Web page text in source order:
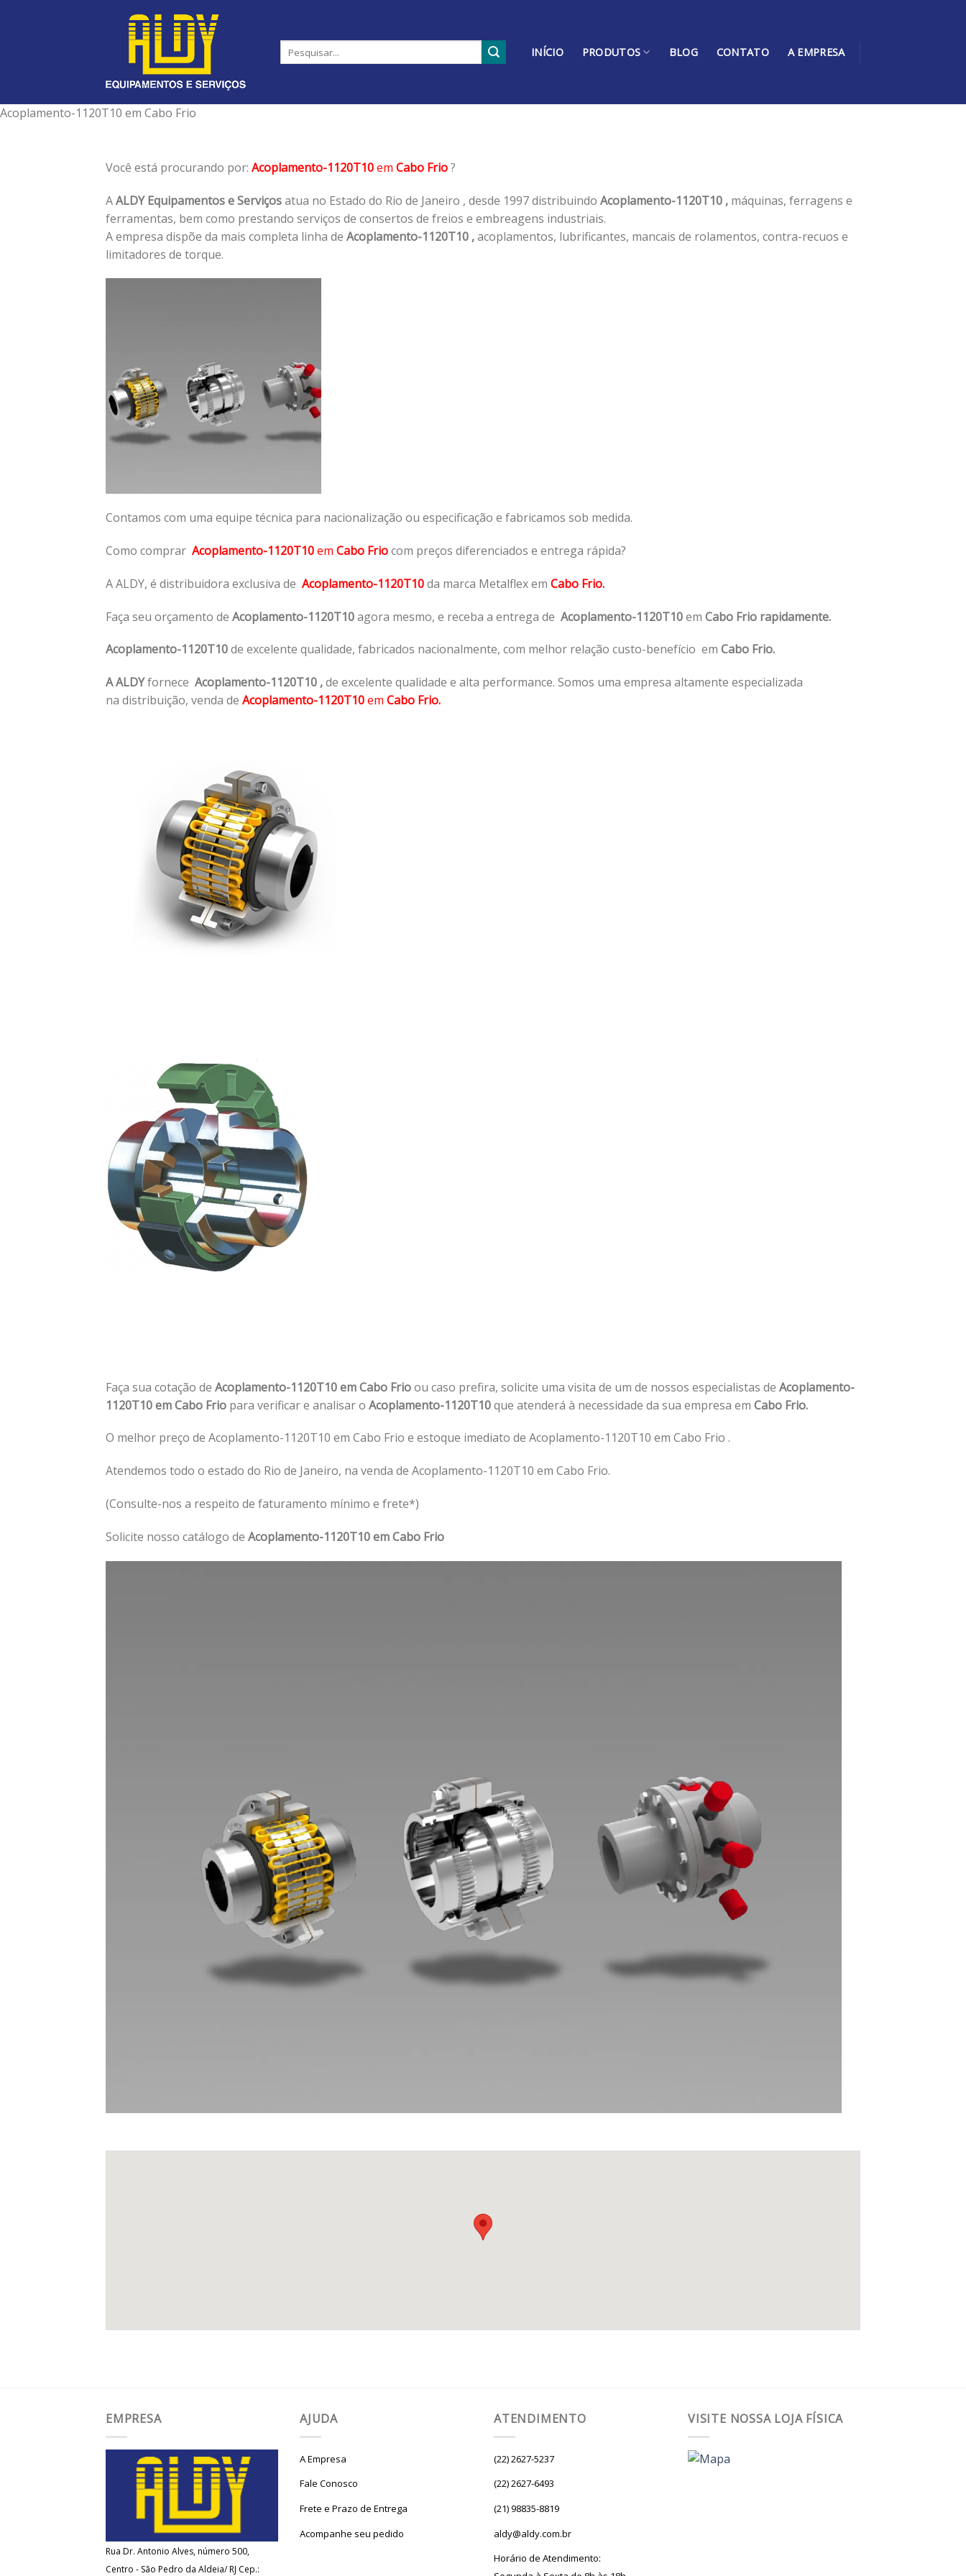
INÍCIO PRODUTOS BLOG CONTATO A EMPRESA
Acoplamento-1120T10 em Cabo Frio
Você está procurando por: Acoplamento-1120T10em Cabo Frio?
AALDY Equipamentos e Serviçosatua no Estado do Rio de Janeiro , desde 1997 distribuindo Acoplamento-1120T10 , máquinas, ferragens e
ferramentas, bem como prestando serviços de consertos de freios e embreagens industriais.
A empresa dispõe da mais completa linha de Acoplamento-1120T10 ,acoplamentos, lubrificantes, mancais de rolamentos, contra-recuos e
limitadores de torque.
Contamos com uma equipe técnica para nacionalização ou especificação e fabricamos sob medida.
Como comprar Acoplamento-1120T10em Cabo Friocom preços diferenciados e entrega rápida?
A ALDY, é distribuidora exclusiva de Acoplamento-1120T10da marca Metalflex em Cabo Frio.
Faça seu orçamento de Acoplamento-1120T10agora mesmo, e receba a entrega de Acoplamento-1120T10em Cabo Frio rapidamente.
Acoplamento-1120T10de excelente qualidade, fabricados nacionalmente, com melhor relação custo-benefício em Cabo Frio.
A ALDYfornece Acoplamento-1120T10 ,de excelente qualidade e alta performance. Somos uma empresa altamente especializada
na distribuição, venda de Acoplamento-1120T10em Cabo Frio.
Faça sua cotação de Acoplamento-1120T10 em Cabo Frioou caso prefira, solicite uma visita de um de nossos especialistas de Acoplamento-
1120T10 em Cabo Frio para verificar e analisar o Acoplamento-1120T10que atenderá à necessidade da sua empresa em Cabo Frio.
O melhor preço de Acoplamento-1120T10 em Cabo Frio e estoque imediato de Acoplamento-1120T10 em Cabo Frio .
Atendemos todo o estado do Rio de Janeiro, na venda de Acoplamento-1120T10 em Cabo Frio.
(Consulte-nos a respeito de faturamento mínimo e frete*)
Solicite nosso catálogo de Acoplamento-1120T10 em Cabo Frio
EMPRESA
Rua Dr. Antonio Alves, número 500,
Centro - São Pedro da Aldeia/ RJ Cep.:
AJUDA
A Empresa
Fale Conosco
Frete e Prazo de Entrega
Acompanhe seu pedido
ATENDIMENTO
(22) 2627-5237
(22) 2627-6493
(21) 98835-8819
aldy@aldy.com.br
Horário de Atendimento:
VISITE NOSSA LOJA FÍSICA